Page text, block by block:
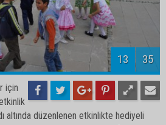
15 35
altında düzenlenen etkinlikte hediyeli